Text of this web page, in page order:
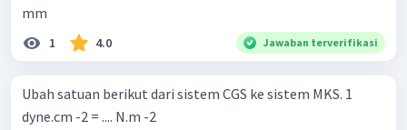
mm
1 4.0 Jawaban terverifikasi
Ubah satuan berikut dari sistem CGS ke sistem MKS. 1
dyne.cm -2 = .... N.m -2